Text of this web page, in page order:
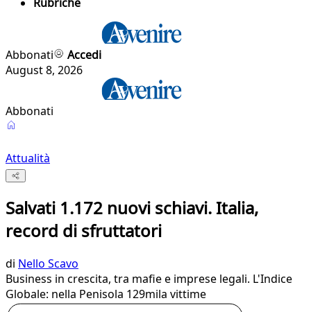
Abbonati
Accedi
August 8, 2026
Abbonati
Attualità
Salvati 1.172 nuovi schiavi. Italia,
record di sfruttatori
di Nello Scavo
Business in crescita, tra mafie e imprese legali. L'Indice
Globale: nella Penisola 129mila vittime